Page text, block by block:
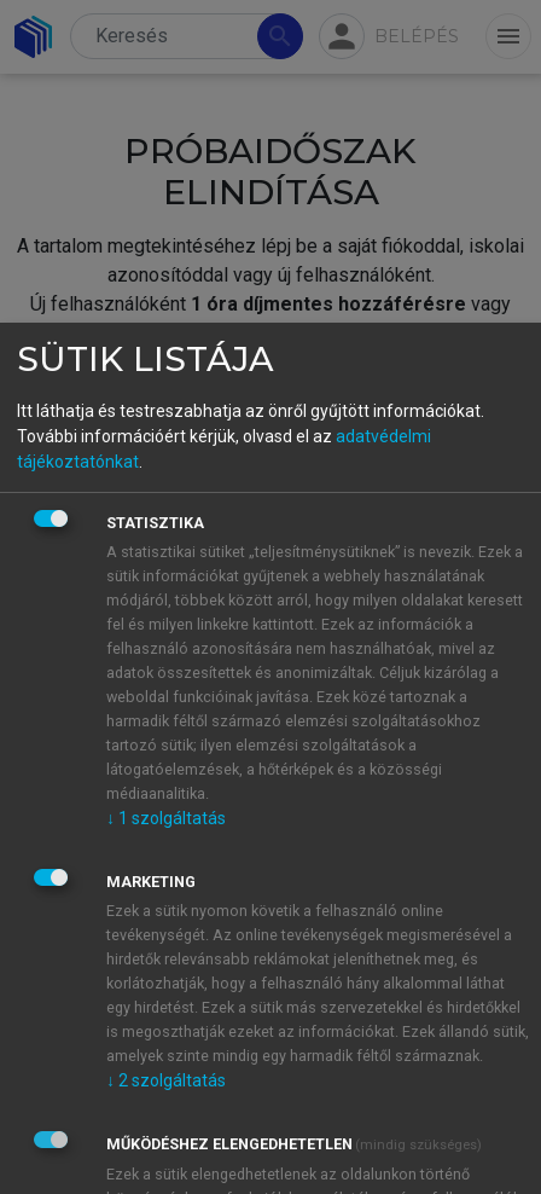
search person BELÉPÉS menu
PRÓBAIDŐSZAK
ELINDÍTÁSA
A tartalom megtekintéséhez lépj be a saját fiókoddal, iskolai
azonosítóddal vagy új felhasználóként.
Új felhasználóként 1 óra díjmentes hozzáférésre vagy
fiókoddal,vagy hozz létre új fiókot.
A regisztráció után apróbaidőszakautomatikusan
BELÉPÉS SAJÁT FIÓKKAL
ÚJ FIÓK LÉTREHOZÁSA
1 óra díjmentes hozzáférés
E-MAIL-CÍM
JELSZÓ
JELSZÓ ÚJRA
Kérek értesítést a MeRSZ újdonságairól, akcióiról.
Kérek értesítést az Akadémiai Kiadó Zrt. újdonságairól,
Adatkezelési tájékoztatóbanfoglaltakat tudomásul
veszem és elfogadom.
SÜTIK LISTÁJA
Itt láthatja és testreszabhatja az önről gyűjtött információkat.
További információért kérjük, olvasd el az adatvédelmi
tájékoztatónkat
STATISZTIKA
A statisztikai sütiket „teljesítménysütiknek” is nevezik. Ezek a
sütik információkat gyűjtenek a webhely használatának
módjáról, többek között arról, hogy milyen oldalakat keresett
fel és milyen linkekre kattintott. Ezek az információk a
felhasználó azonosítására nem használhatóak, mivel az
adatok összesítettek és anonimizáltak. Céljuk kizárólag a
weboldal funkcióinak javítása. Ezek közé tartoznak a
harmadik féltől származó elemzési szolgáltatásokhoz
tartozó sütik; ilyen elemzési szolgáltatások a
látogatóelemzések, a hőtérképek és a közösségi
médiaanalitika.
↓ 1 szolgáltatás
MARKETING
Ezek a sütik nyomon követik a felhasználó online
tevékenységét. Az online tevékenységek megismerésével a
hirdetők relevánsabb reklámokat jeleníthetnek meg, és
korlátozhatják, hogy a felhasználó hány alkalommal láthat
egy hirdetést. Ezek a sütik más szervezetekkel és hirdetőkkel
is megoszthatják ezeket az információkat. Ezek állandó sütik,
amelyek szinte mindig egy harmadik féltől származnak.
↓ 2 szolgáltatás
MŰKÖDÉSHEZ ELENGEDHETETLEN (mindig szükséges)
Ezek a sütik elengedhetetlenek az oldalunkon történő